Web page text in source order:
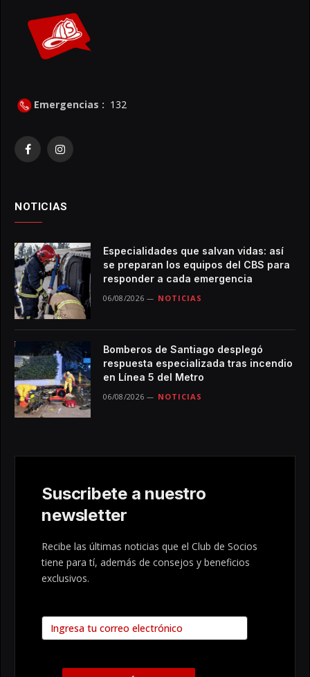
Emergencias : 132
FacebookInstagram
NOTICIAS
Especialidades que salvan vidas: así
se preparan los equipos del CBS para
responder a cada emergencia
06/08/2026 NOTICIAS
Bomberos de Santiago desplegó
respuesta especializada tras incendio
en Línea 5 del Metro
06/08/2026 NOTICIAS
Suscribete a nuestro
newsletter
Recibe las últimas noticias que el Club de Socios
tiene para tí, además de consejos y beneficios
exclusivos.